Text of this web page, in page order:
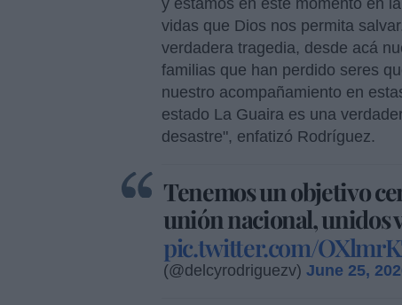
vidas que Dios nos permita
verdadera tragedia, desde acá
familias que han perdido seres
nuestro acompañamiento en
estado La Guaira es una
desastre", enfatizó Rodríguez.
Tenemos un objetivo
unión nacional, unidos
pic.twitter.com/
(@delcyrodriguezv) June 25,